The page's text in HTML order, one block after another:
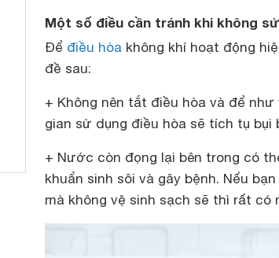
Một số điều cần tránh khi không
Để điều hòa không khí hoạt động
đề sau:
+ Không nên tắt điều hòa và để
gian sử dụng điều hòa sẽ tích tụ
+ Nước còn đọng lại bên trong có
khuẩn sinh sôi và gây bệnh. Nếu
mà không vệ sinh sạch sẽ thì rất